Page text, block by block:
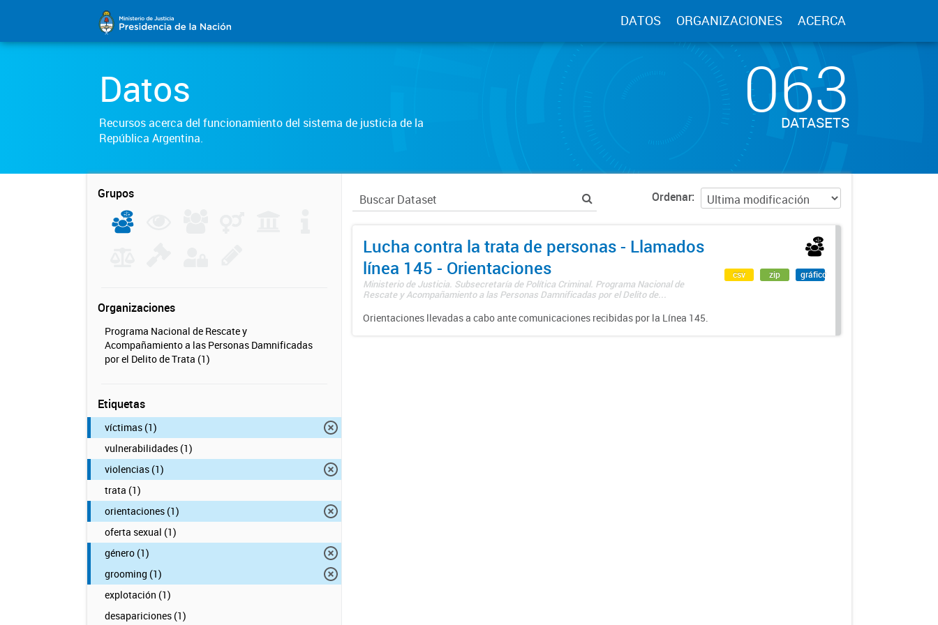
DATOS ORGANIZACIONES ACERCA
Datos
Recursos acerca del funcionamiento del sistema de justicia de la
República Argentina.
063
DATASETS
Grupos
Organizaciones
Programa Nacional de Rescate y
Acompañamiento a las Personas Damnificadas
por el Delito de Trata (1)
Etiquetas
víctimas (1)
vulnerabilidades (1)
violencias (1)
trata (1)
orientaciones (1)
oferta sexual (1)
género (1)
grooming (1)
explotación (1)
desapariciones (1)
Ordenar
Lucha contra la trata de personas - Llamados
línea 145 - Orientaciones
Ministerio de Justicia. Subsecretaría de Política Criminal. Programa Nacional de
Rescate y Acompañamiento a las Personas Damnificadas por el Delito de...
Orientaciones llevadas a cabo ante comunicaciones recibidas por la Línea 145.
csv zip gráfico